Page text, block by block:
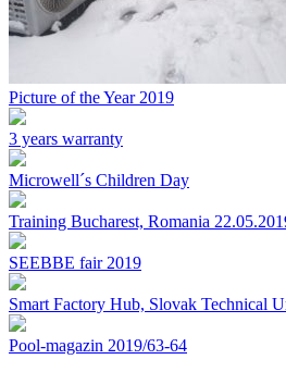
Picture of the Year 2019
3 years warranty
Microwell´s Children Day
Training Bucharest, Romania
SEEBBE fair 2019
Smart Factory Hub, Slovak Technical
Pool-magazin 2019/63-64